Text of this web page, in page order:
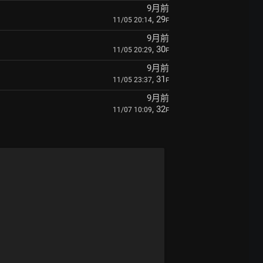
9月前
11/05 20:14, 29F
9月前
11/05 20:29, 30F
9月前
11/05 23:37, 31 F
9月前
11/07 10:09, 32F